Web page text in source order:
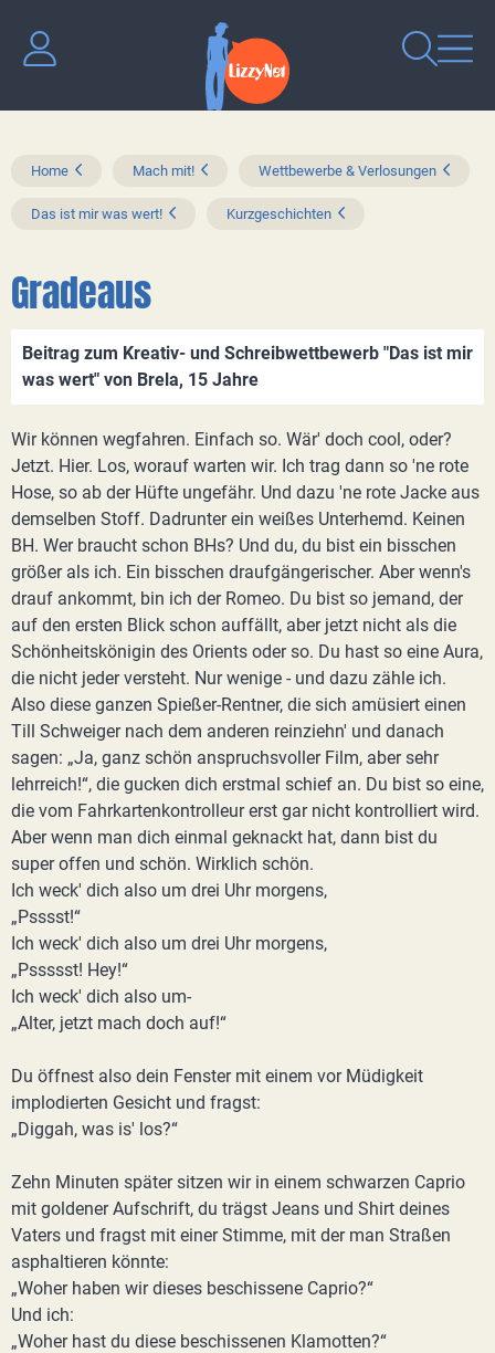
Home Mach mit! Wettbewerbe & Verlosungen
Das ist mir was wert! Kurzgeschichten
Gradeaus
Beitrag zum Kreativ- und Schreibwettbewerb "Das ist mir
was wert" von Brela, 15 Jahre
Wir können wegfahren. Einfach so. Wär' doch cool, oder?
Jetzt. Hier. Los, worauf warten wir. Ich trag dann so 'ne rote
Hose, so ab der Hüfte ungefähr. Und dazu 'ne rote Jacke aus
demselben Stoff. Dadrunter ein weißes Unterhemd. Keinen
BH. Wer braucht schon BHs? Und du, du bist ein bisschen
größer als ich. Ein bisschen draufgängerischer. Aber wenn's
drauf ankommt, bin ich der Romeo. Du bist so jemand, der
auf den ersten Blick schon auffällt, aber jetzt nicht als die
Schönheitskönigin des Orients oder so. Du hast so eine Aura,
die nicht jeder versteht. Nur wenige - und dazu zähle ich.
Also diese ganzen Spießer-Rentner, die sich amüsiert einen
Till Schweiger nach dem anderen reinziehn' und danach
sagen: „Ja, ganz schön anspruchsvoller Film, aber sehr
lehrreich!“, die gucken dich erstmal schief an. Du bist so eine,
die vom Fahrkartenkontrolleur erst gar nicht kontrolliert wird.
Aber wenn man dich einmal geknackt hat, dann bist du
super offen und schön. Wirklich schön.
Ich weck' dich also um drei Uhr morgens,
„Psssst!“
Ich weck' dich also um drei Uhr morgens,
„Pssssst! Hey!“
Ich weck' dich also um-
„Alter, jetzt mach doch auf!“
Du öffnest also dein Fenster mit einem vor Müdigkeit
implodierten Gesicht und fragst:
„Diggah, was is' los?“
Zehn Minuten später sitzen wir in einem schwarzen Caprio
mit goldener Aufschrift, du trägst Jeans und Shirt deines
Vaters und fragst mit einer Stimme, mit der man Straßen
asphaltieren könnte:
„Woher haben wir dieses beschissene Caprio?“
Und ich:
„Woher hast du diese beschissenen Klamotten?“